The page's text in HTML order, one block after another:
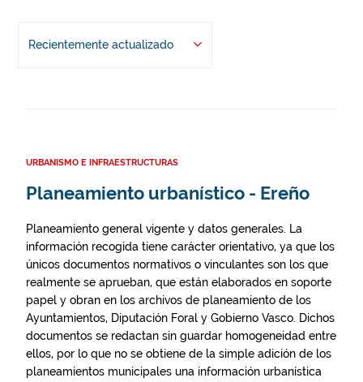
Recientemente actualizado
URBANISMO E INFRAESTRUCTURAS
Planeamiento urbanístico - Ereño
Planeamiento general vigente y datos generales. La
información recogida tiene carácter orientativo, ya que los
únicos documentos normativos o vinculantes son los que
realmente se aprueban, que están elaborados en soporte
papel y obran en los archivos de planeamiento de los
Ayuntamientos, Diputación Foral y Gobierno Vasco. Dichos
documentos se redactan sin guardar homogeneidad entre
ellos, por lo que no se obtiene de la simple adición de los
planeamientos municipales una información urbanística